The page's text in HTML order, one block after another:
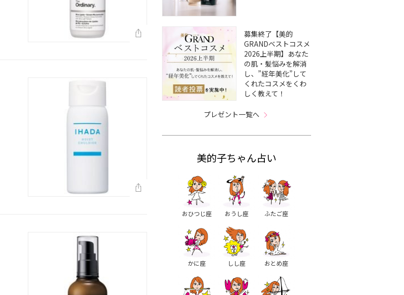
募集終了【美的
GRANDベストコスメ
2026上半期】あなた
の肌・髪悩みを解消
し、”経年美化”して
くれたコスメをくわ
しく教えて！
プレゼント一覧へ
美的子ちゃん占い
おひつじ座 おうし座 ふたご座
かに座 しし座 おとめ座